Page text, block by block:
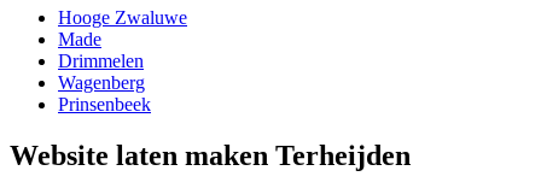
Hooge Zwaluwe
Made
Drimmelen
Wagenberg
Prinsenbeek
Website laten maken Terheijden